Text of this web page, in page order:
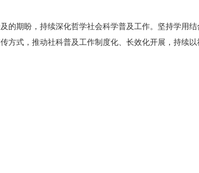
的期盼，持续深化哲学社会科学普及工作。坚持学用结
方式，推动社科普及工作制度化、长效化开展，持续以